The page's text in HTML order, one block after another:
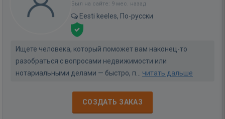
Был на сайте: 9 мес. назад
Eesti keeles, По-русски
Ищете человека, который поможет вам наконец-то
разобраться с вопросами недвижимости или
нотариальными делами — быстро, п... читать дальше
СОЗДАТЬ ЗАКАЗ